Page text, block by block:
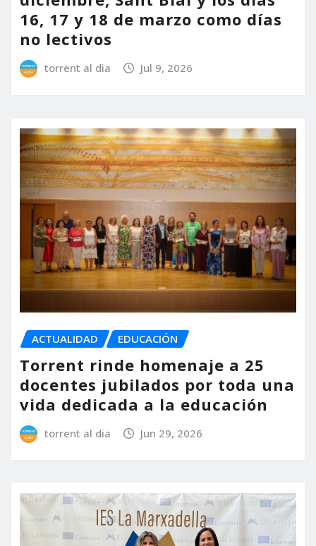
16, 17 y 18 de marzo como días
no lectivos
torrent al dia Jul 9, 2026
ACTUALIDAD EDUCACIÓN
Torrent rinde homenaje a 25
docentes jubilados por toda una
vida dedicada a la educación
torrent al dia Jun 29, 2026